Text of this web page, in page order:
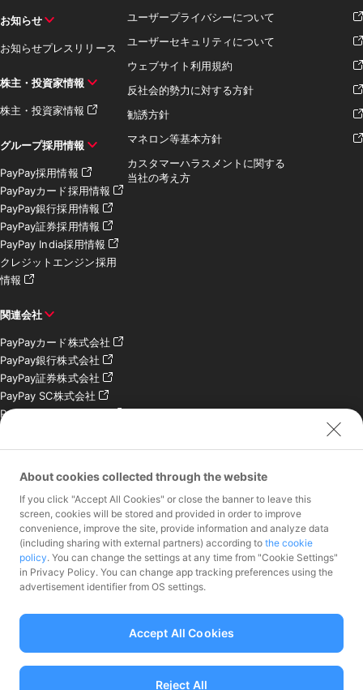
お知らせ
お知らせプレスリリース
株主・投資家情報
株主・投資家情報
グループ採用情報
PayPay採用情報
PayPayカード採用情報
PayPay銀行採用情報
PayPay証券採用情報
PayPay India採用情報
クレジットエンジン採用
情報
関連会社
PayPayカード株式会社
PayPay銀行株式会社
PayPay証券株式会社
PayPay SC株式会社
PayPay India Pvt. Ltd.
会社
お問い合わせ
加盟店様専用お問い合わ
報道関係者様専用お問い
合わせ
株主・投資家様専用お問
ユーザープライバシーについて
ユーザーセキュリティについて
ウェブサイト利用規約
反社会的勢力に対する方針
勧誘方針
マネロン等基本方針
カスタマーハラスメントに関する
当社の考え方
About cookies collected through the website
If you click "Accept All Cookies" or close the banner to leave this
screen, cookies will be stored and provided in order to improve
convenience, improve the site, provide information and analyze data
(including sharing with external partners) according to the cookie
policy. You can change the settings at any time from "Cookie Settings"
in Privacy Policy. You can change app tracking preferences using the
advertisement identifier from OS settings.
Reject All
Accept All Cookies